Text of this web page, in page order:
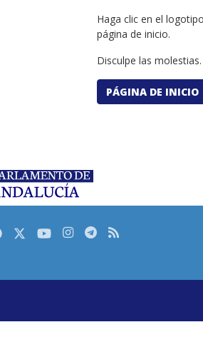
Haga clic en el
página de inicio.
Disculpe las molestias.
PÁGINA DE INICIO
FacebookTwitterYoutubeInstagram
Telegram
RSS